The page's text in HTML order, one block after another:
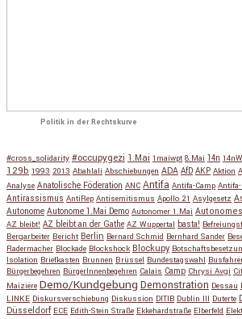
Politik in der Rechtskurve
#cross_solidarity #occupygezi 1.Mai 1maiwpt 8.Mai 14n
129b 1993 2013 Abahlali Abschiebungen ADA AfD AKP Aktion
Analyse Anatolische Föderation ANC Antifa Antifa-Camp
Antirassismus AntiRep Antisemitismus Apollo 21 Asylgesetz
Autonome Autonome 1.Mai Demo Autonomer 1.Mai
AZ bleibt! AZ bleibt an der Gathe AZ Wuppertal basta!
Bergarbeiter Bericht Berlin Bernard Schmid Bernhard Sander
Radermacher Blockade Blockshock Blockupy
Isolation Briefkasten Brunnen Brüssel Bundestagswahl
Bürgerbegehren BürgerInnenbegehren Calais Camp Chrysi Avgi
Maiziére Demo/Kundgebung Demonstration Dessau
LINKE Diskursverschiebung Diskussion DITIB Dublin III Duterte
Düsseldorf ECE Edith-Stein Straße Ekkehardstraße Elberfeld